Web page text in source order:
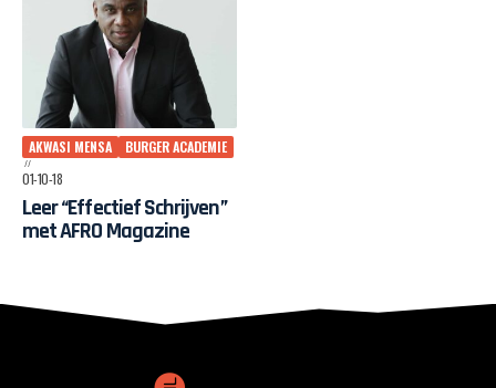
AKWASI MENSA
BURGER ACADEMIE
01-10-18
Leer “Effectief Schrijven”
met AFRO Magazine